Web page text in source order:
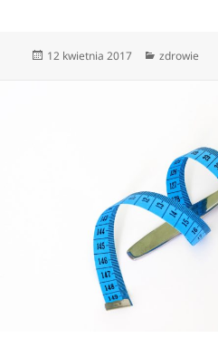
Data
12 kwietnia 2017 Kategorie
zdrowie